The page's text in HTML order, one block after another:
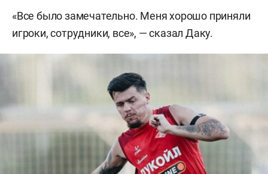
«Все было замечательно. Меня хорошо приняли
игроки, сотрудники, все», — сказал Даку.